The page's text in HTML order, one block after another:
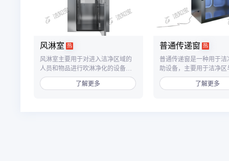
风淋室 热
风淋室主要用于对进入洁净区域的
人员和物品进行吹淋净化的设备，
单人双吹风淋室为双吹风设计，从
两个方向对人员全身进行快速吹
了解更多
普通传递窗 热
普通传递窗是一种用于洁
助设备，主要用于洁净区
之间、洁净区与非洁净
品传递，以减少洁净室的
了解更多